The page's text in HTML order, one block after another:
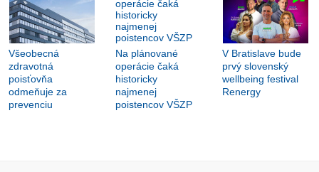
Všeobecná
zdravotná
poisťovňa
odmeňuje za
prevenciu
Na plánované
operácie čaká
historicky
najmenej
poistencov VŠZP
V Bratislave bude
prvý slovenský
wellbeing festival
Renergy